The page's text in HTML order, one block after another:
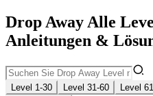
Drop Away Alle
Anleitungen &
Level 1-30 Level 31-60 Level